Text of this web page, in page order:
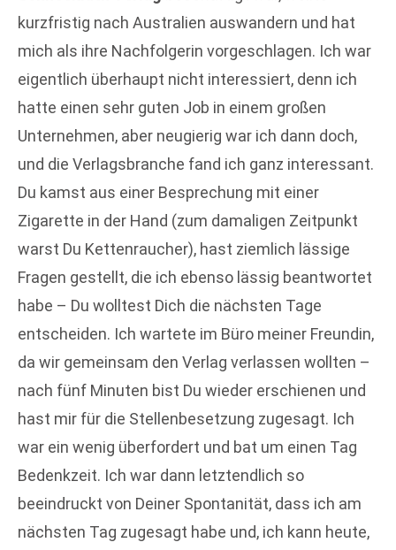
kurzfristig nach Australien auswandern und hat
mich als ihre Nachfolgerin vorgeschlagen. Ich war
eigentlich überhaupt nicht interessiert, denn ich
hatte einen sehr guten Job in einem großen
Unternehmen, aber neugierig war ich dann doch,
und die Verlagsbranche fand ich ganz interessant.
Du kamst aus einer Besprechung mit einer
Zigarette in der Hand (zum damaligen Zeitpunkt
warst Du Kettenraucher), hast ziemlich lässige
Fragen gestellt, die ich ebenso lässig beantwortet
habe – Du wolltest Dich die nächsten Tage
entscheiden. Ich wartete im Büro meiner Freundin,
da wir gemeinsam den Verlag verlassen wollten –
nach fünf Minuten bist Du wieder erschienen und
hast mir für die Stellenbesetzung zugesagt. Ich
war ein wenig überfordert und bat um einen Tag
Bedenkzeit. Ich war dann letztendlich so
beeindruckt von Deiner Spontanität, dass ich am
nächsten Tag zugesagt habe und, ich kann heute,